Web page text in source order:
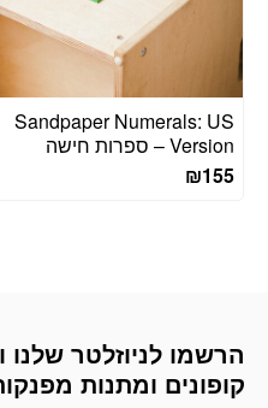
Sandpaper Numerals: US
Version – ספרות חישה
₪155
הרשמו לניוזלטר
קופונים ומתנות
דוא׳׳ל